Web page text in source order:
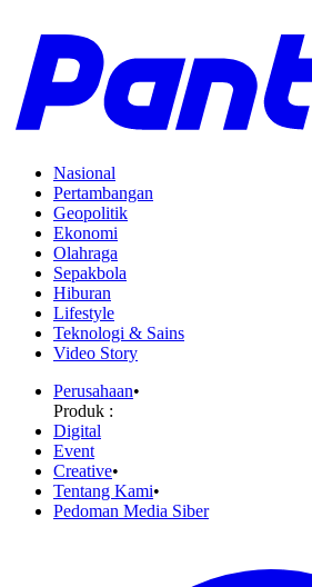
Nasional
Pertambangan
Geopolitik
Ekonomi
Olahraga
Sepakbola
Hiburan
Lifestyle
Teknologi & Sains
Video Story
Perusahaan•
Produk :
Digital
Event
Creative•
Tentang Kami•
Pedoman Media Siber